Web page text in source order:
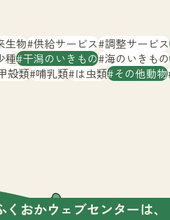
生物 供給サービス 調整サービス
種 干潟のいきもの 海のいきもの
殻類 哺乳類 は虫類 その他動物
おかウェブセンターは、